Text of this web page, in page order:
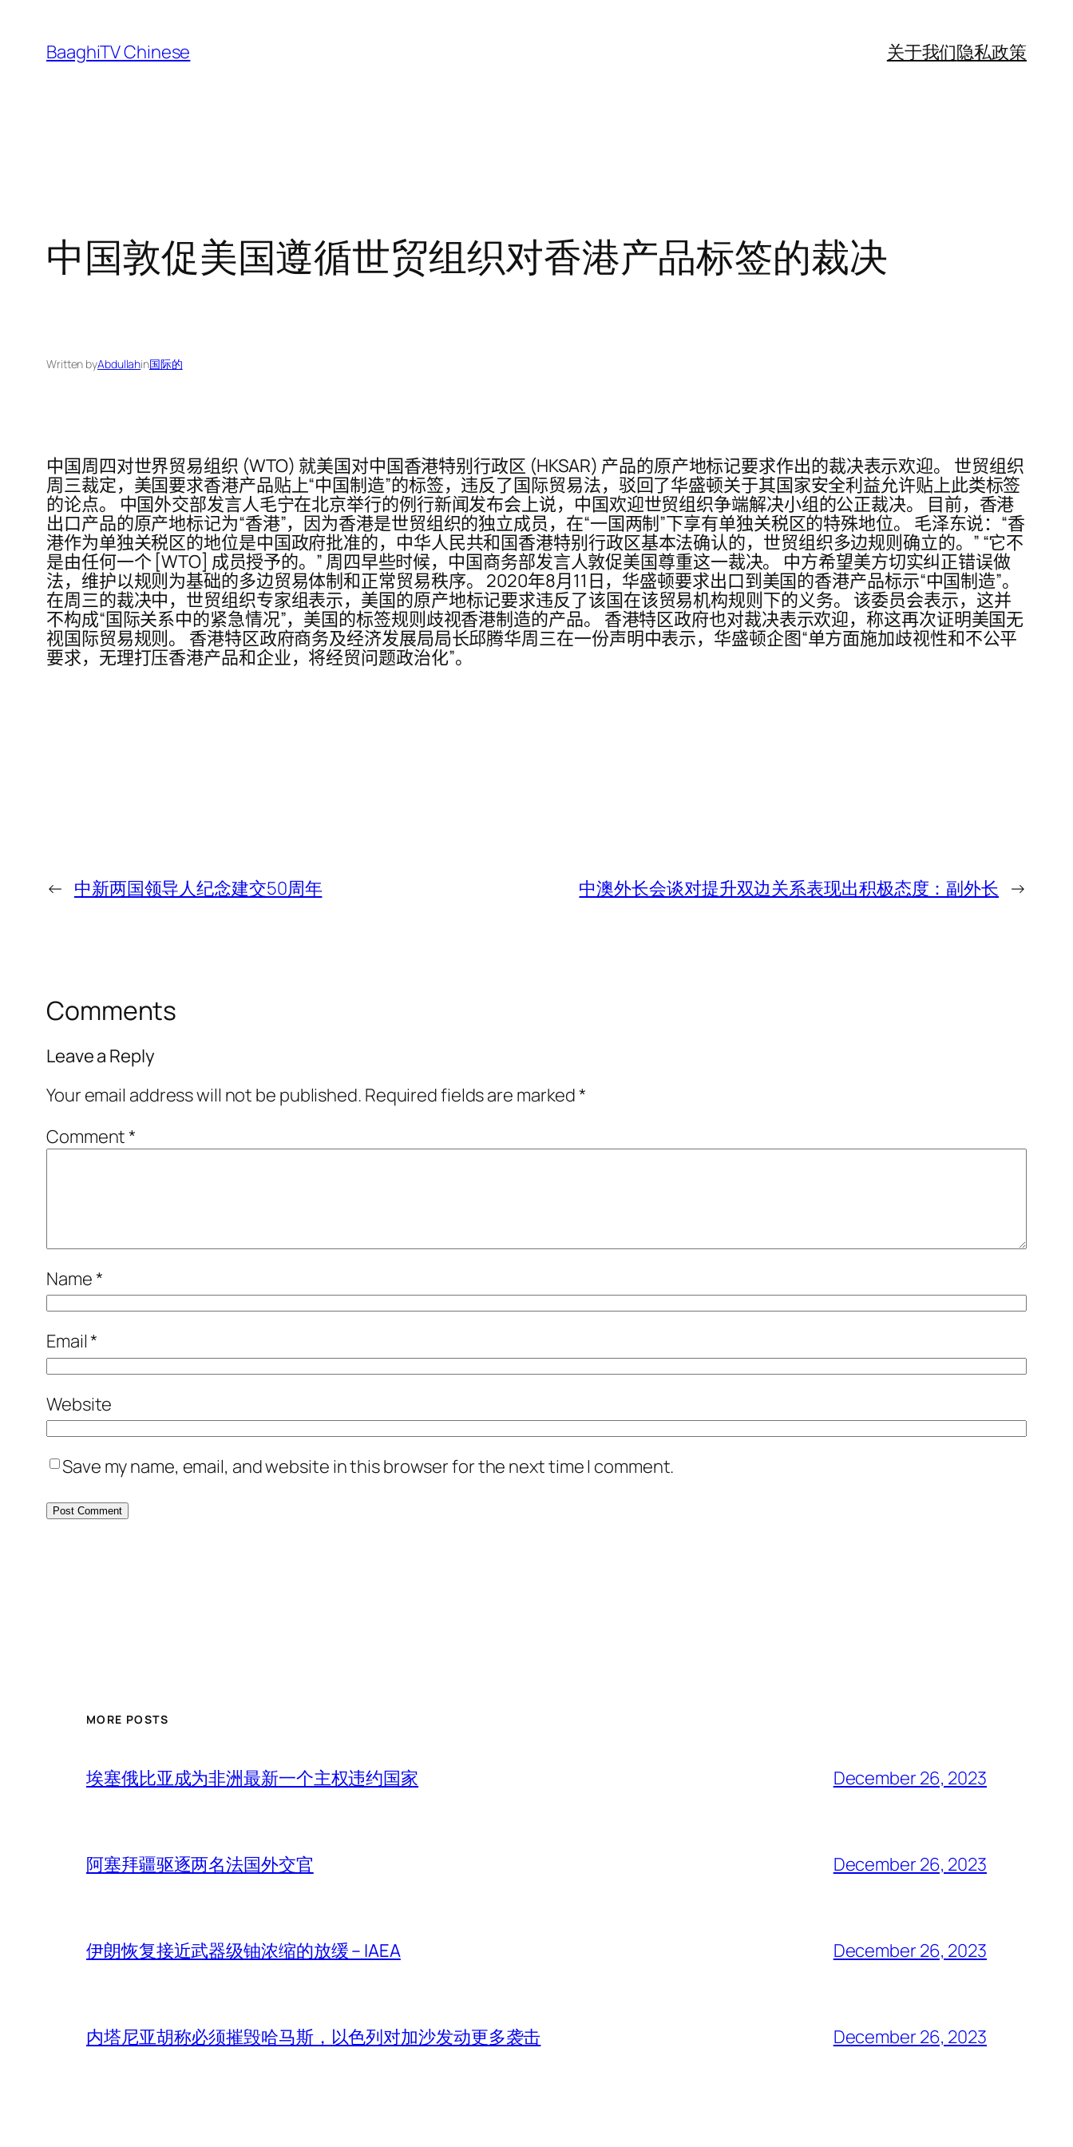
content
BaaghiTV Chinese 关于我们隐私政策
中国敦促美国遵循世贸组织对香港产品标签的裁决
Written byAbdullahin国际的
中国周四对世界贸易组织 (WTO) 就美国对中国香港特别行政区 (HKSAR) 产品的原产地标记要求作出的裁决表示欢迎。 世贸组织
周三裁定，美国要求香港产品贴上“中国制造”的标签，违反了国际贸易法，驳回了华盛顿关于其国家安全利益允许贴上此类标签
的论点。 中国外交部发言人毛宁在北京举行的例行新闻发布会上说，中国欢迎世贸组织争端解决小组的公正裁决。 目前，香港
出口产品的原产地标记为“香港”，因为香港是世贸组织的独立成员，在“一国两制”下享有单独关税区的特殊地位。 毛泽东说：“香
港作为单独关税区的地位是中国政府批准的，中华人民共和国香港特别行政区基本法确认的，世贸组织多边规则确立的。” “它不
是由任何一个 [WTO] 成员授予的。” 周四早些时候，中国商务部发言人敦促美国尊重这一裁决。 中方希望美方切实纠正错误做
法，维护以规则为基础的多边贸易体制和正常贸易秩序。 2020年8月11日，华盛顿要求出口到美国的香港产品标示“中国制造”。
在周三的裁决中，世贸组织专家组表示，美国的原产地标记要求违反了该国在该贸易机构规则下的义务。 该委员会表示，这并
不构成“国际关系中的紧急情况”，美国的标签规则歧视香港制造的产品。 香港特区政府也对裁决表示欢迎，称这再次证明美国无
视国际贸易规则。 香港特区政府商务及经济发展局局长邱腾华周三在一份声明中表示，华盛顿企图“单方面施加歧视性和不公平
要求，无理打压香港产品和企业，将经贸问题政治化”。
← 中新两国领导人纪念建交50周年 中澳外长会谈对提升双边关系表现出积极态度：副外长 →
Comments
Leave a Reply
Your email address will not be published. Required fields are marked*
Comment*
Name*
Email*
Website
Save my name, email, and website in this browser for the next time I comment.
MORE POSTS
埃塞俄比亚成为非洲最新一个主权违约国家 December 26, 2023
阿塞拜疆驱逐两名法国外交官 December 26, 2023
伊朗恢复接近武器级铀浓缩的放缓 – IAEA December 26, 2023
内塔尼亚胡称必须摧毁哈马斯，以色列对加沙发动更多袭击 December 26, 2023